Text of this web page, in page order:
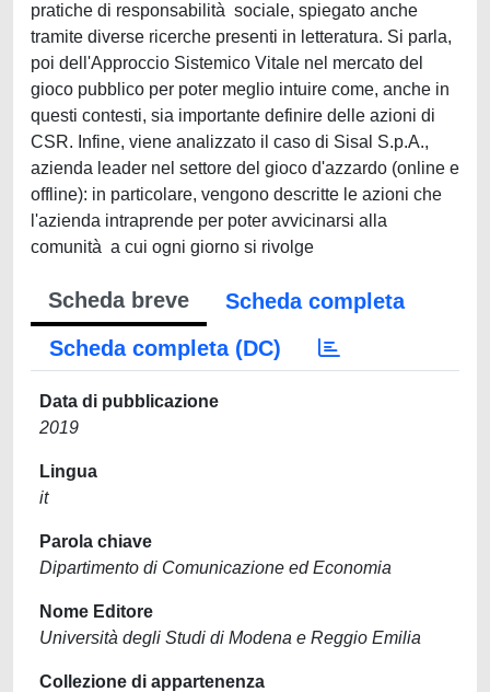
pratiche di responsabilità sociale, spiegato anche
tramite diverse ricerche presenti in letteratura. Si parla,
poi dell'Approccio Sistemico Vitale nel mercato del
gioco pubblico per poter meglio intuire come, anche in
questi contesti, sia importante definire delle azioni di
CSR. Infine, viene analizzato il caso di Sisal S.p.A.,
azienda leader nel settore del gioco d'azzardo (online e
offline): in particolare, vengono descritte le azioni che
l'azienda intraprende per poter avvicinarsi alla
comunità a cui ogni giorno si rivolge
Scheda breve
Scheda completa
Scheda completa (DC)
Data di pubblicazione
2019
Lingua
it
Parola chiave
Dipartimento di Comunicazione ed Economia
Nome Editore
Università degli Studi di Modena e Reggio Emilia
Collezione di appartenenza